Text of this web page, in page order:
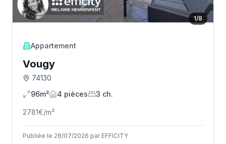
1/8
Appartement
Vougy
74130
96m²
4 pièces 3 ch.
2781€/m²
Publiée le 28/07/2026 par EFFICITY